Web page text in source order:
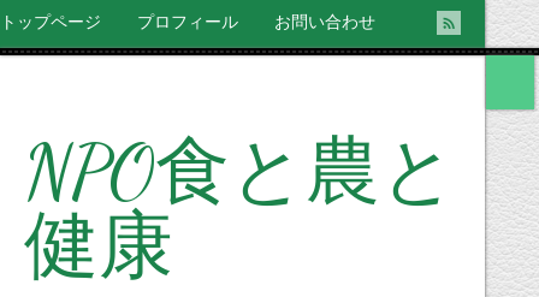
トップページ プロフィール お問い合わせ
NPO食と農と
健康